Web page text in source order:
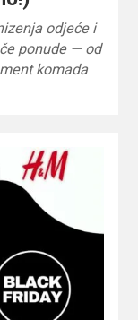
odjeće i
ponude — od
komada